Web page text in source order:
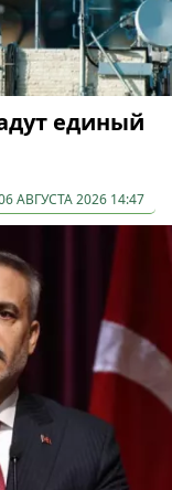
единый
АВГУСТА 2026 14:47